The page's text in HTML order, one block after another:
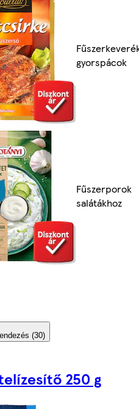
gyorspácok
Fűszerporok
salátákhoz
(30)
250 g